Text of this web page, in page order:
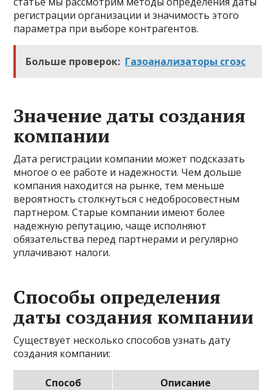
регистрации организации и значимость этого
параметра при выборе контрагентов.
Больше проверок: Газоанализаторы сгоэс
Значение даты создания
компании
Дата регистрации компании может подсказать
многое о ее работе и надежности. Чем дольше
компания находится на рынке, тем меньше
вероятность столкнуться с недобросовестным
партнером. Старые компании имеют более
надежную репутацию, чаще исполняют
обязательства перед партнерами и регулярно
уплачивают налоги.
Способы определения
даты создания компании
Существует несколько способов узнать дату
создания компании:
Способ
Описание